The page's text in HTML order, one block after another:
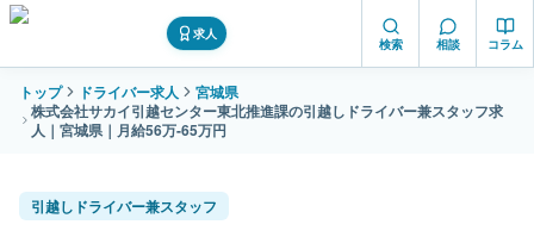
求人
検索 相談 コラム
トップ ドライバー求人
宮城県
株式会社サカイ引越センター東北推進課の引越しドライバー兼スタッフ求
人｜宮城県｜月給56万-65万円
引越しドライバー兼スタッフ